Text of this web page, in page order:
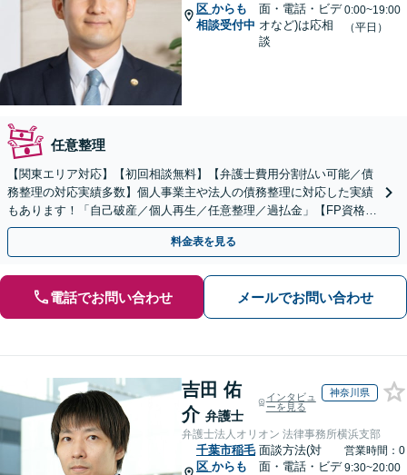
区 からも
相談受付中
面・電話・ビデ
オなど)は応相
談
0:00~19:00
（平日）
任意整理
【関東エリア対応】【初回相談無料】【弁護士費用分割払い可能／債
務整理の対応実績多数】個人事業主や法人の債務整理に対応した実績
もあります！「自己破産／個人再生／任意整理／過払金」【FP資格あ
り／家計管理も万全に】
料金表を見る
電話でお問い合わせ メールでお問い合わせ
吉田 佑
介 弁護士
インタビュ
ーを見る
神奈川県
弁護士法人オリオン 法律事務所横浜支部
千葉市稲毛
区 からも
面談方法(対
面・電話・ビデ
営業時間：0
9:30~20:00